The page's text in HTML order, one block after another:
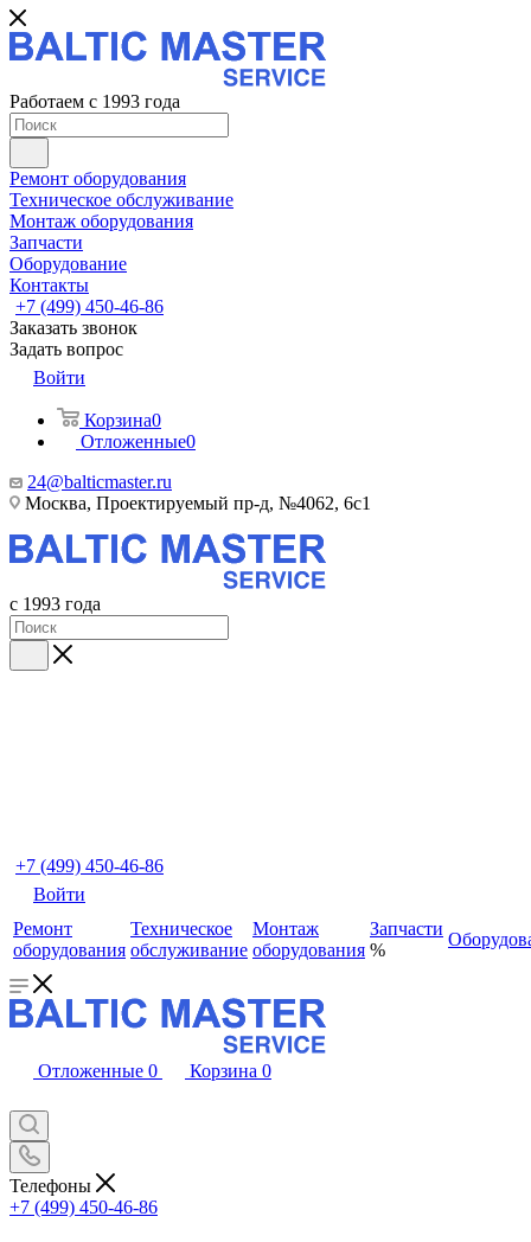
Работаем с 1993 года
Ремонт оборудования
Техническое обслуживание
Монтаж оборудования
Запчасти
Оборудование
Контакты
+7 (499) 450-46-86
Заказать звонок
Задать вопрос
Войти
Корзина0
Отложенные0
24@balticmaster.ru
Москва, Проектируемый пр-д, №4062, 6с1
с 1993 года
+7 (499) 450-46-86
Войти
Ремонт
оборудования
Техническое
обслуживание
Монтаж
оборудования
Запчасти
%
Отложенные 0 Корзина 0
Телефоны
+7 (499) 450-46-86